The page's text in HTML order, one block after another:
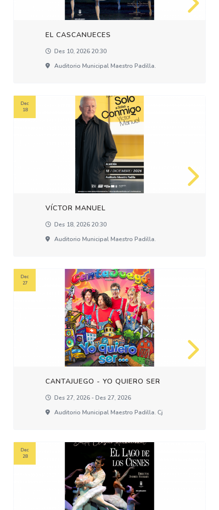
EL CASCANUECES
Des 10, 2026 20:30
Auditorio Municipal Maestro Padilla.
VÍCTOR MANUEL
Des 18, 2026 20:30
Auditorio Municipal Maestro Padilla.
Dec
18
CANTAJUEGO - YO QUIERO SER
Des 27, 2026 - Des 27, 2026
Auditorio Municipal Maestro Padilla. Cj
Dec
27
Dec
28